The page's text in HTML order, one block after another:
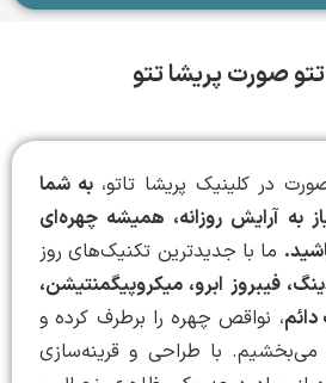
صورت پریشا تتو
در کلینیک پریشا تاتو،به شما
به آرایش روزانه، همیشه چهره‌ای
ما با جدیدترین تکنیک‌های روز
فیبروز ابرو، میکروپیگمنتیشن،
، نواقص چهره را برطرف کرده و
می‌بخشیم. با طراحی و قرینه‌سازی